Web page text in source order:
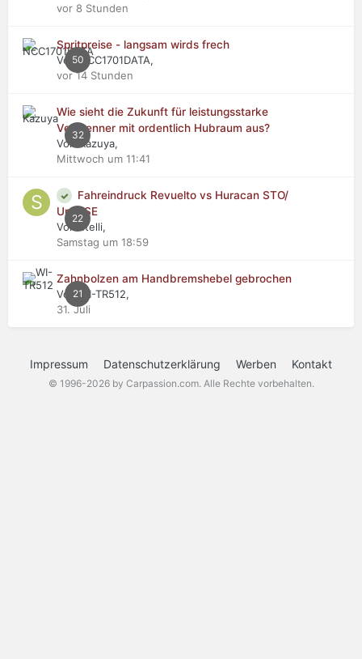
vor 8 Stunden
50
Spritpreise - langsam wirds frech
Von NCC1701DATA,
vor 14 Stunden
32
Wie sieht die Zukunft für leistungsstarke
Verbrenner mit ordentlich Hubraum aus?
Von Kazuya,
Mittwoch um 11:41
22
Fahreindruck Revuelto vs Huracan STO/
Urus SE
Von stelli,
Samstag um 18:59
21
Zahnbolzen am Handbremshebel gebrochen
Von WI-TR512,
31. Juli
Impressum Datenschutzerklärung Werben Kontakt
© 1996-2026 by Carpassion.com. Alle Rechte vorbehalten.